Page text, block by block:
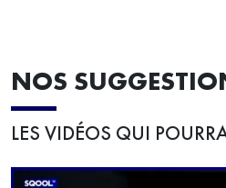
NOS
LES VIDÉOS QUI